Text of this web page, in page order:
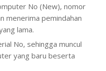
No (New), nomor
menerima pemindahan
lama.
No, sehingga muncul
yang baru beserta